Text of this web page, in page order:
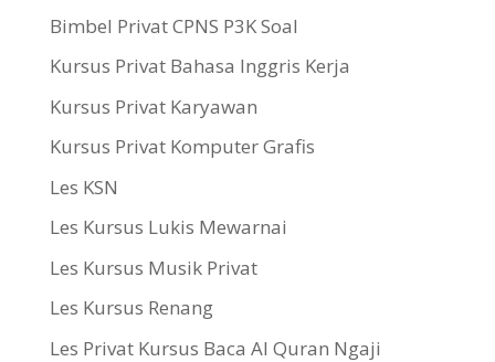
Bimbel Privat CPNS P3K Soal
Kursus Privat Bahasa Inggris Kerja
Kursus Privat Karyawan
Kursus Privat Komputer Grafis
Les KSN
Les Kursus Lukis Mewarnai
Les Kursus Musik Privat
Les Kursus Renang
Les Privat Kursus Baca Al Quran Ngaji